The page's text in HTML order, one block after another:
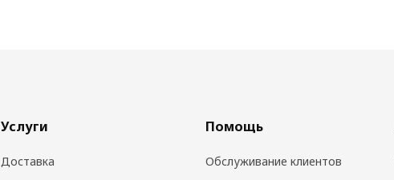
Услуги
Доставка
Помощь
Обслуживание клиентов